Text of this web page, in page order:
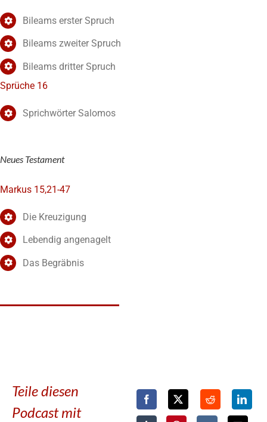
Bileams erster Spruch
Bileams zweiter Spruch
Bileams dritter Spruch
Sprüche 16
Sprichwörter Salomos
Neues Testament
Markus 15,21-47
Die Kreuzigung
Lebendig angenagelt
Das Begräbnis
Teile diesen
Podcast mit